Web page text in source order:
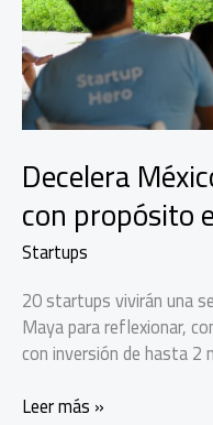
Decelera
con propósito
Startups
20 startups vivirán una
Maya para reflexionar,
con inversión de hasta 2
Decelera
Leer más »